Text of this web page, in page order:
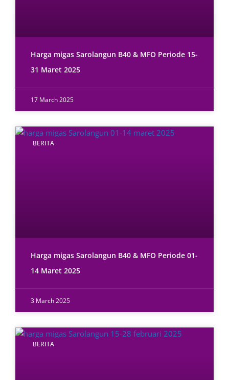
Harga migas Sarolangun B40 & MFO Periode 15-
31 Maret 2025
17 March 2025
BERITA
Harga migas Sarolangun B40 & MFO Periode 01-
14 Maret 2025
3 March 2025
BERITA